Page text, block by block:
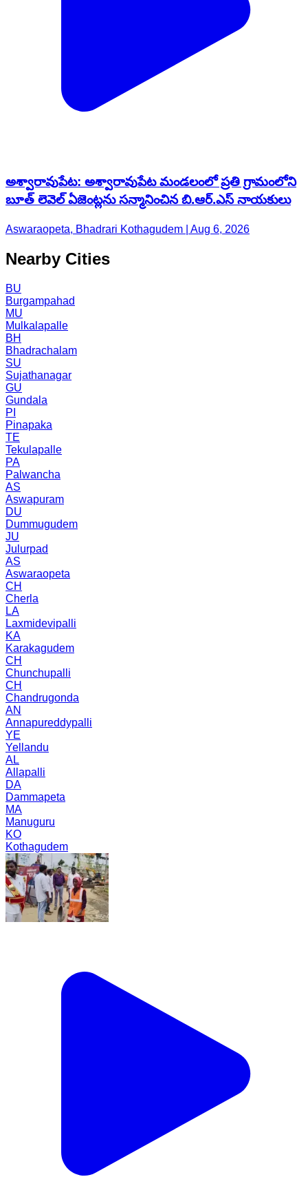
అశ్వారావుపేట: అశ్వారావుపేట మండలంలో ప్రతి గ్రామంలోని
బూత్ లెవెల్ ఏజెంట్లను సన్మానించిన బి.ఆర్.ఎస్ నాయకులు
Aswaraopeta, Bhadrari Kothagudem | Aug 6, 2026
Nearby Cities
BU
Burgampahad
MU
Mulkalapalle
BH
Bhadrachalam
SU
Sujathanagar
GU
Gundala
PI
Pinapaka
TE
Tekulapalle
PA
Palwancha
AS
Aswapuram
DU
Dummugudem
JU
Julurpad
AS
Aswaraopeta
CH
Cherla
LA
Laxmidevipalli
KA
Karakagudem
CH
Chunchupalli
CH
Chandrugonda
AN
Annapureddypalli
YE
Yellandu
AL
Allapalli
DA
Dammapeta
MA
Manuguru
KO
Kothagudem